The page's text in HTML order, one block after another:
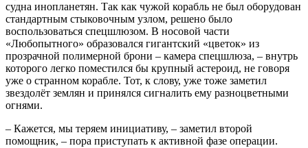
судна инопланетян. Так как чужой корабль не был оборудован
стандартным стыковочным узлом, решено было
воспользоваться спецшлюзом. В носовой части
«Любопытного» образовался гигантский «цветок» из
прозрачной полимерной брони – камера спецшлюза, – внутрь
которого легко поместился бы крупный астероид, не говоря
уже о странном корабле. Тот, к слову, уже тоже заметил
звездолёт землян и принялся сигналить ему разноцветными
огнями.
– Кажется, мы теряем инициативу, – заметил второй
помощник, – пора приступать к активной фазе операции.